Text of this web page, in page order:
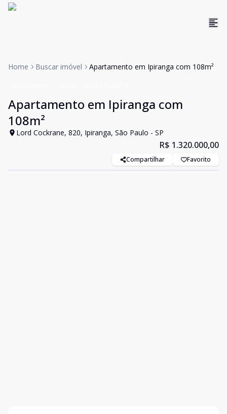
Home Buscar imóvel Apartamento em Ipiranga com 108m²
Apartamento em Ipiranga com
108m²
Lord Cockrane, 820, Ipiranga, São Paulo - SP
R$ 1.320.000,00
Compartilhar Favorito